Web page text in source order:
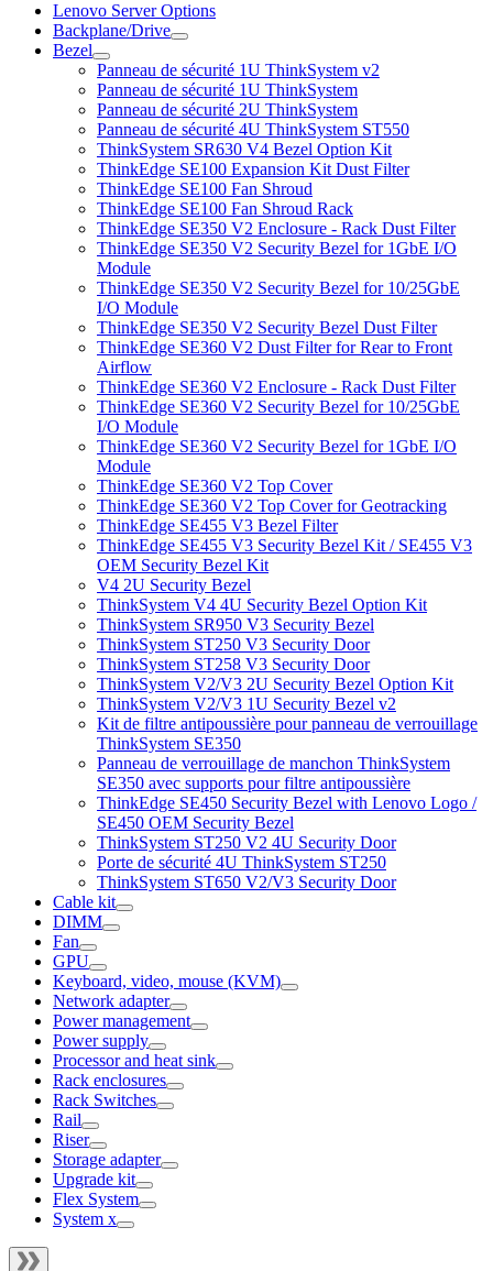
Lenovo Server Options
Backplane/Drive
Bezel
Panneau de sécurité 1U ThinkSystem v2
Panneau de sécurité 1U ThinkSystem
Panneau de sécurité 2U ThinkSystem
Panneau de sécurité 4U ThinkSystem ST550
ThinkSystem SR630 V4 Bezel Option Kit
ThinkEdge SE100 Expansion Kit Dust Filter
ThinkEdge SE100 Fan Shroud
ThinkEdge SE100 Fan Shroud Rack
ThinkEdge SE350 V2 Enclosure - Rack Dust Filter
ThinkEdge SE350 V2 Security Bezel for 1GbE I/O
Module
ThinkEdge SE350 V2 Security Bezel for 10/25GbE
I/O Module
ThinkEdge SE350 V2 Security Bezel Dust Filter
ThinkEdge SE360 V2 Dust Filter for Rear to Front
Airflow
ThinkEdge SE360 V2 Enclosure - Rack Dust Filter
ThinkEdge SE360 V2 Security Bezel for 10/25GbE
I/O Module
ThinkEdge SE360 V2 Security Bezel for 1GbE I/O
Module
ThinkEdge SE360 V2 Top Cover
ThinkEdge SE360 V2 Top Cover for Geotracking
ThinkEdge SE455 V3 Bezel Filter
ThinkEdge SE455 V3 Security Bezel Kit / SE455 V3
OEM Security Bezel Kit
V4 2U Security Bezel
ThinkSystem V4 4U Security Bezel Option Kit
ThinkSystem SR950 V3 Security Bezel
ThinkSystem ST250 V3 Security Door
ThinkSystem ST258 V3 Security Door
ThinkSystem V2/V3 2U Security Bezel Option Kit
ThinkSystem V2/V3 1U Security Bezel v2
Kit de filtre antipoussière pour panneau de verrouillage
ThinkSystem SE350
Panneau de verrouillage de manchon ThinkSystem
SE350 avec supports pour filtre antipoussière
ThinkEdge SE450 Security Bezel with Lenovo Logo /
SE450 OEM Security Bezel
ThinkSystem ST250 V2 4U Security Door
Porte de sécurité 4U ThinkSystem ST250
ThinkSystem ST650 V2/V3 Security Door
Cable kit
DIMM
Fan
GPU
Keyboard, video, mouse (KVM)
Network adapter
Power management
Power supply
Processor and heat sink
Rack enclosures
Rack Switches
Rail
Riser
Storage adapter
Upgrade kit
Flex System
System x